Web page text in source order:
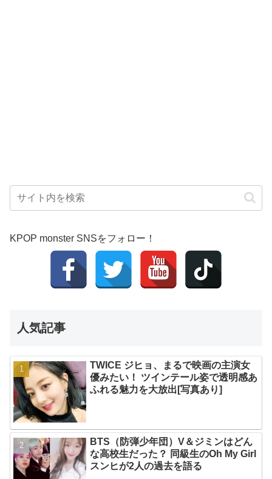
KPOP monster SNSをフォロー！
人気記事
TWICE ジヒョ、まるで映画の主演女
優みたい！ ツインテール姿で透明感あ
ふれる魅力を大放出[写真あり]
BTS（防弾少年団）V＆ジミンはどん
な高校生だった？ 同級生のOh My Girl
スンヒが2人の過去を語る